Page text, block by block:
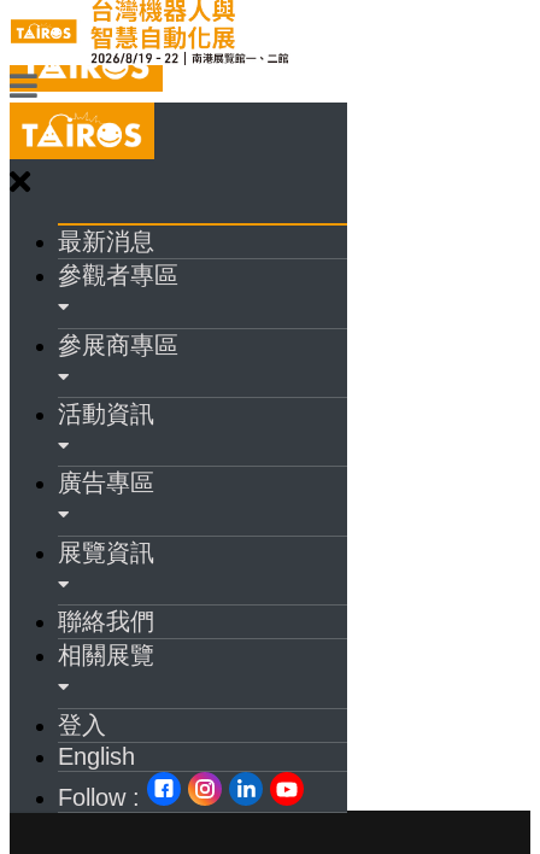
最新消息
參觀者專區
參展商專區
活動資訊
廣告專區
展覽資訊
聯絡我們
相關展覽
登入
English
Follow :